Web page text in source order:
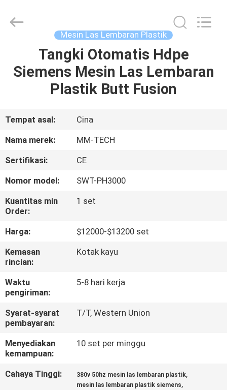
RUMAH
PRODUK
TENTANG
KAMI
TUR
PABRIK
KONTROL
KUALITAS
HUBUNGI
KAMI
BLOG
PERMINTAAN
PENAWARAN
Mingmai
Technology
Mesin Las Lembaran Plastik
Tangki Otomatis Hdpe
Siemens Mesin Las Lembaran
Plastik Butt Fusion
Tempat asal:
Cina
Nama merek:
MM-TECH
Sertifikasi:
CE
Nomor model:
SWT-PH3000
Kuantitas min
Order:
1 set
Harga:
$12000-$13200 set
Kemasan
rincian:
Kotak kayu
Waktu
pengiriman:
5-8 hari kerja
Syarat-syarat
pembayaran:
T/T, Western Union
Menyediakan
kemampuan:
10 set per minggu
Cahaya Tinggi: 380v 50hz mesin las lembaran plastik,
mesin las lembaran plastik siemens,